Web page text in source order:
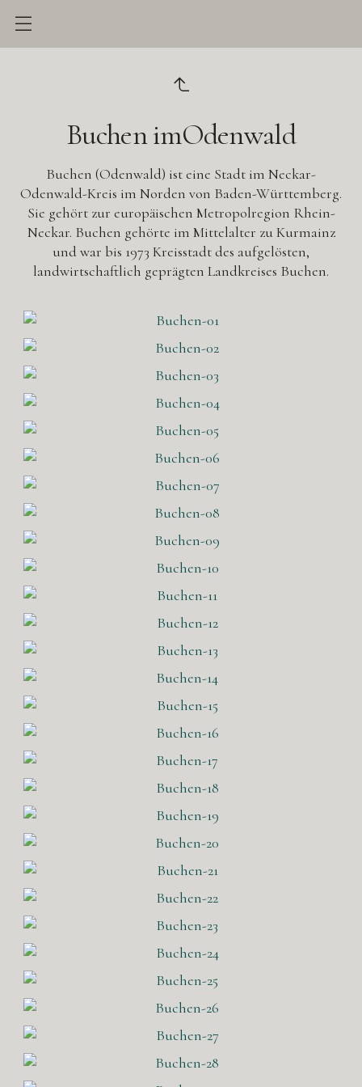
Buchen imOdenwald
Buchen (Odenwald) ist eine Stadt im Neckar-
Odenwald-Kreis im Norden von Baden-Württemberg.
Sie gehört zur europäischen Metropolregion Rhein-
Neckar. Buchen gehörte im Mittelalter zu Kurmainz
und war bis 1973 Kreisstadt des aufgelösten,
landwirtschaftlich geprägten Landkreises Buchen.